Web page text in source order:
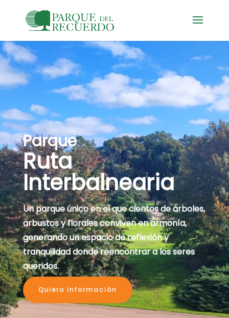
Parque
Ruta
Interbalnearia
Un parque único en el que cientos de árboles,
arbustos y florales conviven en armonía,
generando un espacio de reflexión y
tranquilidad donde reencontrar a los seres
queridos.
Quiero información